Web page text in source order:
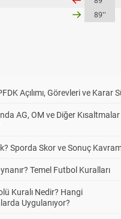
89''
Açılımı, Görevleri ve Karar
AG, OM ve Diğer Kısaltmalar
Sporda Skor ve Sonuç
Temel Futbol Kuralları
Kuralı Nedir? Hangi
Uygulanıyor?